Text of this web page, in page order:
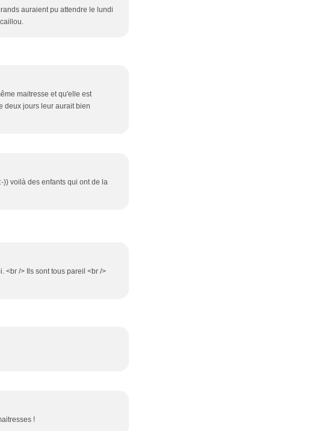
auraient pu attendre le lundi
maitresse et qu'elle est
deux jours leur aurait bien
)) voilà des enfants qui ont de la
<br /> Ils sont tous pareil <br />
!